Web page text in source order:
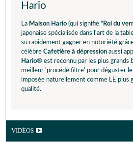
Hario
La Maison Hario (qui signifie " Roi du
japonaise spécialisée dans l'art de la
su rapidement gagner en notoriété
célèbre Cafetière à dépression aussi
Hario® est reconnu par les plus grands
meilleur 'procédé filtre' pour déguster
imposée naturellement comme LE plus
qualité.
VIDÉOS